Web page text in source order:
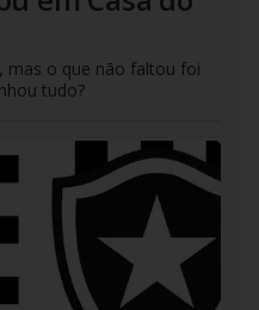
mas o que não faltou foi
tudo?